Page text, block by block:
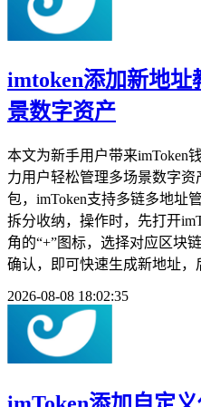
imtoken添加新地址
景数字资产
本文为新手用户带来imToken
力用户轻松管理多场景数字
包，imToken支持多链多地址
拆分收纳，操作时，先打开
角的“+”图标，选择对应区块
确认，即可快速生成新地址，
2026-08-08 18:02:35